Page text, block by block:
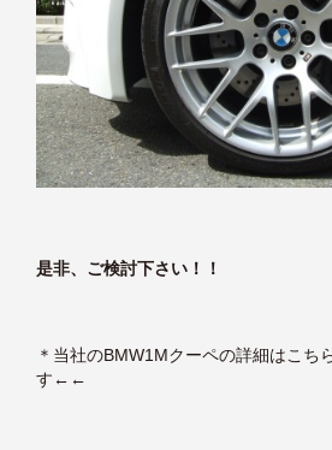
是非、ご検討下さい！！
＊ 当社のBMW1Mクーペの詳細はこち
す ←←